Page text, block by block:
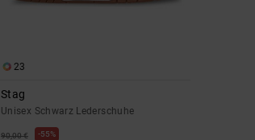
23
Stag
Unisex Schwarz Lederschuhe
90,00 € 55%